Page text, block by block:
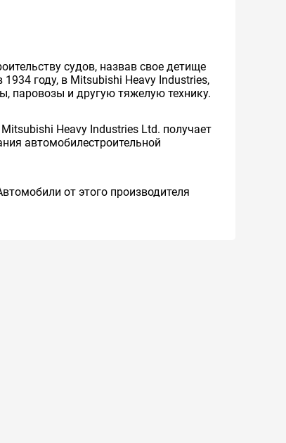
судов, назвав свое детище
году, в Mitsubishi Heavy Industries,
паровозы и другую тяжелую технику.
Heavy Industries Ltd. получает
автомобилестроительной
от этого производителя